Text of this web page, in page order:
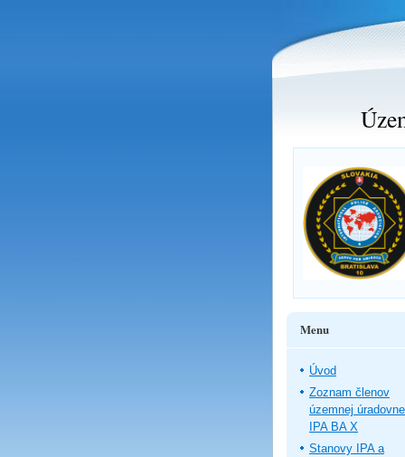
Menu
Úvod
Zoznam členov
územnej úradovne
IPA BA X
Stanovy IPA a